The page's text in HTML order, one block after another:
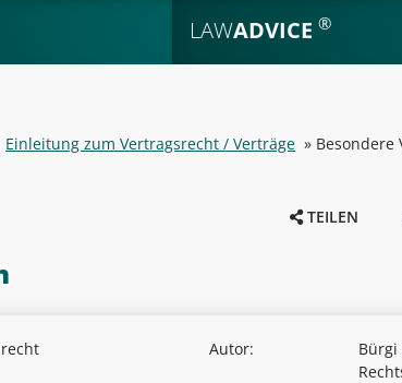
LAWADVICE ®
Einleitung zum Vertragsrecht / Verträge » Besondere
TEILEN
Autor:
Bürgi